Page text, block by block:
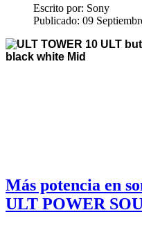
Escrito por: Sony
Publicado: 09
Más potencia en
ULT POWER